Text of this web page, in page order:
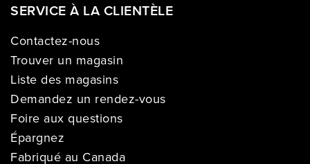
SERVICE À LA CLIENTÈLE
Contactez-nous
Trouver un magasin
Liste des magasins
Demandez un rendez-vous
Foire aux questions
Épargnez
Fabriqué au Canada